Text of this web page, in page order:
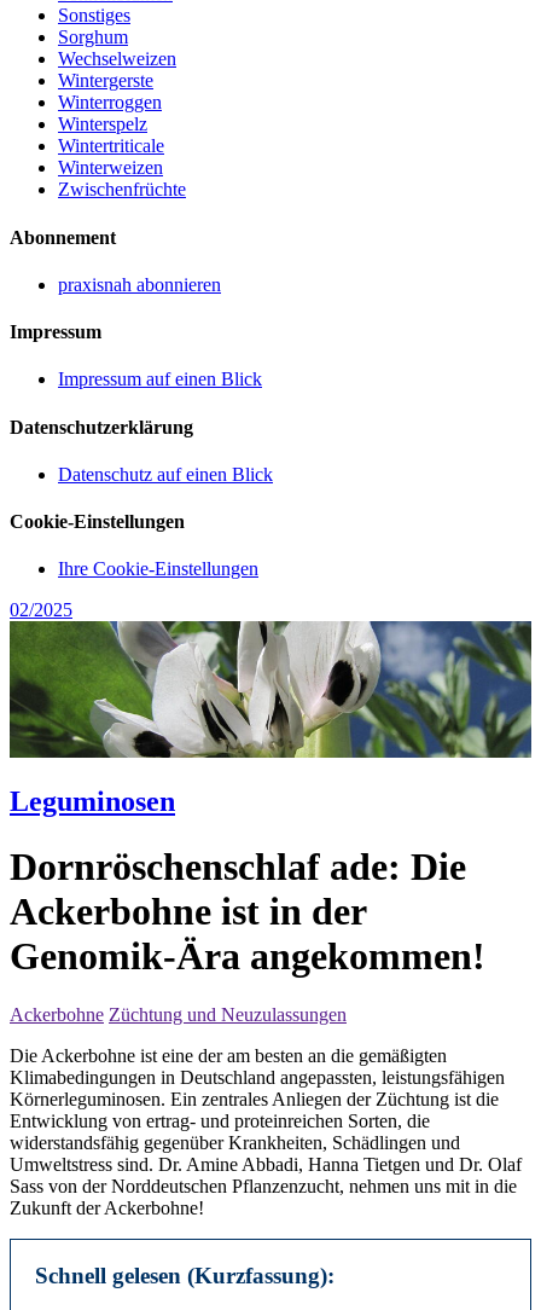
Sonstiges
Sorghum
Wechselweizen
Wintergerste
Winterroggen
Winterspelz
Wintertriticale
Winterweizen
Zwischenfrüchte
Abonnement
praxisnah abonnieren
Impressum
Impressum auf einen Blick
Datenschutzerklärung
Datenschutz auf einen Blick
Cookie-Einstellungen
Ihre Cookie-Einstellungen
02/2025
Leguminosen
Dornröschenschlaf ade: Die
Ackerbohne ist in der
Genomik-Ära angekommen!
Ackerbohne Züchtung und Neuzulassungen
Die Ackerbohne ist eine der am besten an die gemäßigten
Klimabedingungen in Deutschland angepassten, leistungsfähigen
Körnerleguminosen. Ein zentrales Anliegen der Züchtung ist die
Entwicklung von ertrag- und proteinreichen Sorten, die
widerstandsfähig gegenüber Krankheiten, Schädlingen und
Umweltstress sind. Dr. Amine Abbadi, Hanna Tietgen und Dr. Olaf
Sass von der Norddeutschen Pflanzenzucht, nehmen uns mit in die
Zukunft der Ackerbohne!
Schnell gelesen (Kurzfassung):